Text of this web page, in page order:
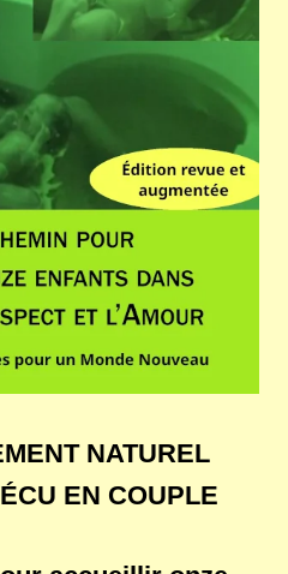
NATUREL
EN COUPLE